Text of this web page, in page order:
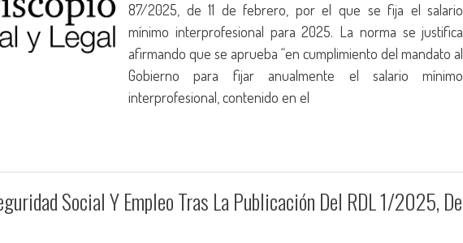
87/2025, de 11 de febrero, por el que se fija el salario
mínimo interprofesional para 2025. La norma se justifica
afirmando que se aprueba “en cumplimiento del mandato al
Gobierno para fijar anualmente el salario mínimo
interprofesional, contenido en el
Social Y Empleo Tras La Publicación Del RDL 1/2025, De